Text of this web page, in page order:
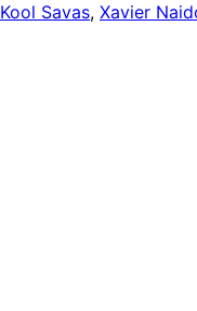
Kool Savas, Xavier